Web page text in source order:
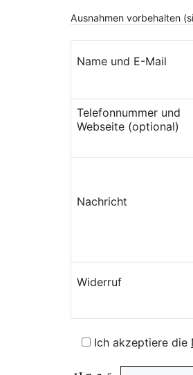
Ausnahmen vorbehalten
Name und E-Mail
Telefonnummer und
Webseite (optional)
Nachricht
Widerruf
Ich akzeptiere die